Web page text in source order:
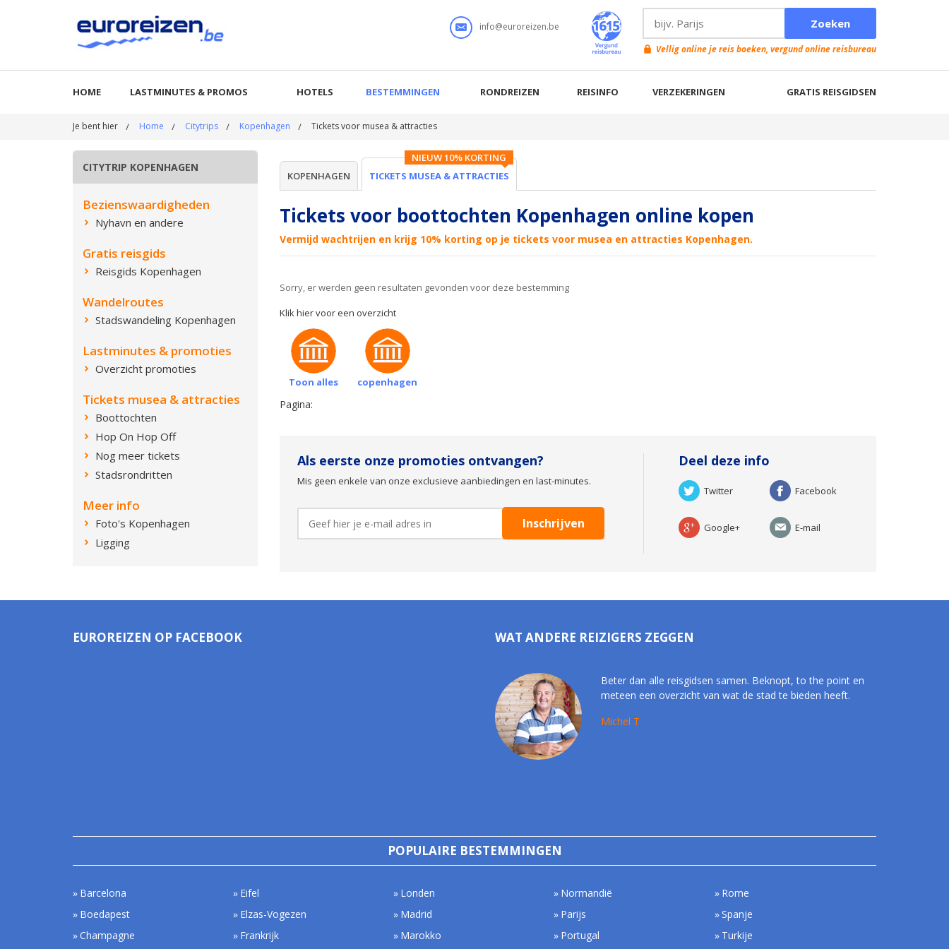
info@euroreizen.be
Vellig online je reis boeken, vergund online reisbureau
HOME LASTMINUTES & PROMOS HOTELS BESTEMMINGEN RONDREIZEN REISINFO VERZEKERINGEN GRATIS REISGIDSEN
Je bent hier Home Citytrips Kopenhagen Tickets voor musea & attracties
CITYTRIP KOPENHAGEN
Bezienswaardigheden
Nyhavn en andere
Gratis reisgids
Reisgids Kopenhagen
Wandelroutes
Stadswandeling Kopenhagen
Lastminutes & promoties
Overzicht promoties
Tickets musea & attracties
Boottochten
Hop On Hop Off
Nog meer tickets
Stadsrondritten
Meer info
Foto's Kopenhagen
Ligging
KOPENHAGEN
NIEUW 10% KORTING
TICKETS MUSEA & ATTRACTIES
Tickets voor boottochten Kopenhagen online kopen
Vermijd wachtrijen en krijg 10% korting op je tickets voor musea en attracties Kopenhagen.
Sorry, er werden geen resultaten gevonden voor deze bestemming
Klik hier voor een overzicht
Toon alles copenhagen
Pagina:
Als eerste onze promoties ontvangen?
Mis geen enkele van onze exclusieve aanbiedingen en last-minutes.
Deel deze info
Twitter Facebook
Google+ E-mail
EUROREIZEN OP FACEBOOK WAT ANDERE REIZIGERS ZEGGEN
Beter dan alle reisgidsen samen. Beknopt, to the point en
meteen een overzicht van wat de stad te bieden heeft.
Michel T
POPULAIRE BESTEMMINGEN
Barcelona
Boedapest
Champagne
Eifel
Elzas-Vogezen
Frankrijk
Londen
Madrid
Marokko
Normandië
Parijs
Portugal
Rome
Spanje
Turkije